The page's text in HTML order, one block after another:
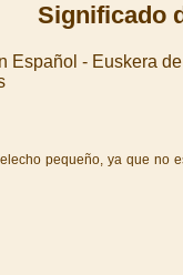
Significado
Español - Euskera
pequeño, ya que no